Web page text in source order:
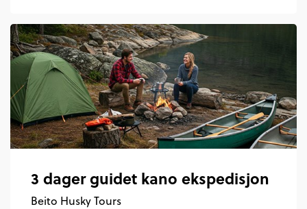
3 dager guidet kano ekspedisjon
Beito Husky Tours